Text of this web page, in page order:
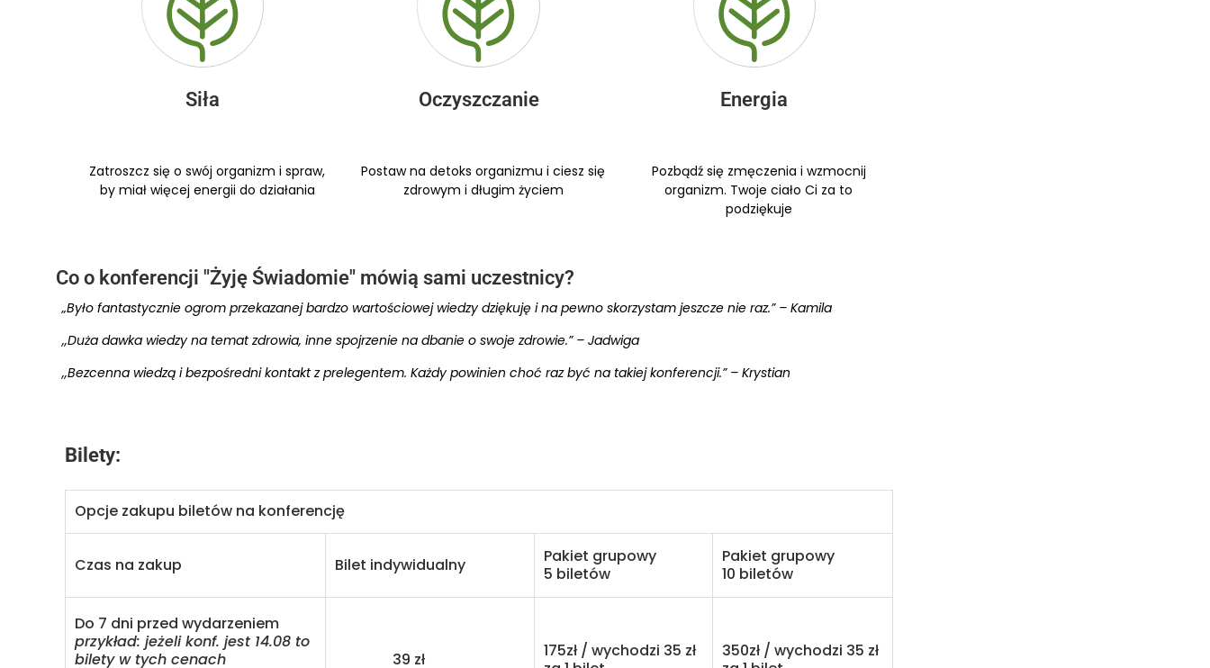
Siła
Zatroszcz się o swój organizm i spraw,
by miał więcej energii do działania
Oczyszczanie
Postaw na detoks organizmu i ciesz się
zdrowym i długim życiem
Energia
Pozbądź się zmęczenia i wzmocnij
organizm. Twoje ciało Ci za to
podziękuje
Co o konferencji "Żyję Świadomie" mówią sami uczestnicy?
„Było fantastycznie ogrom przekazanej bardzo wartościowej wiedzy dziękuję i na pewno skorzystam jeszcze nie raz.” – Kamila
,,Duża dawka wiedzy na temat zdrowia, inne spojrzenie na dbanie o swoje zdrowie.” – Jadwiga
,,Bezcenna wiedzą i bezpośredni kontakt z prelegentem. Każdy powinien choć raz być na takiej konferencji.” – Krystian
Bilety:
Opcje zakupu biletów na konferencję
Czas na zakup Bilet indywidualny
Pakiet grupowy
5 biletów
Pakiet grupowy
10 biletów
Do 7 dni przed wydarzeniem
przykład: jeżeli konf. jest 14.08 to
bilety w tych cenach
39 zł
175zł / wychodzi 35 zł
350zł / wychodzi 35 zł